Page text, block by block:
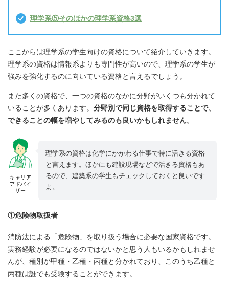
理学系⑤そのほかの理学系資格3選
ここからは理学系の学生向けの資格について紹介していきます。
理学系の資格は情報系よりも専門性が高いので、理学系の学生が
強みを強化するのに向いている資格と言えるでしょう。
また多くの資格で、一つの資格のなかに分野がいくつも分かれて
いることが多くあります。 分野別で同じ資格を取得することで、
できることの幅を増やしてみるのも良いかもしれません。
キャリア
アドバイ
ザー
理学系の資格は化学にかかわる仕事で特に活きる資格
と言えます。ほかにも建設現場などで活きる資格もあ
るので、建築系の学生もチェックしておくと良いです
よ。
①危険物取扱者
消防法による「危険物」を取り扱う場合に必要な国家資格です。
実務経験が必要になるのではないかと思う人もいるかもしれませ
んが、種別が甲種・乙種・丙種と分かれており、このうち乙種と
丙種は誰でも受験することができます。